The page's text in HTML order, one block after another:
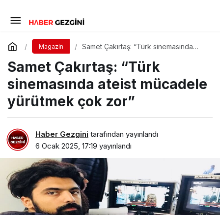
Magazin
Samet Çakırtaş: “Türk sinemasında
Samet Çakırtaş: “Türk
sinemasında ateist mücadele
yürütmek çok zor”
Haber Gezgini tarafından yayınlandı
6 Ocak 2025, 17:19 yayınlandı